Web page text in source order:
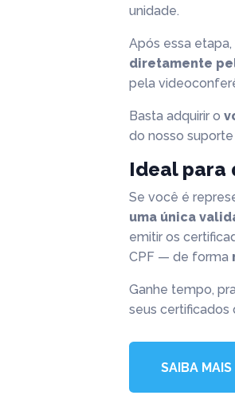
unidade.
Após essa
diretamente
pela
Basta adquirir o
do nosso
Ideal para
Se você é
uma única
emitir os
CPF — de forma
Ganhe tempo,
seus certificados
SAIBA MAIS